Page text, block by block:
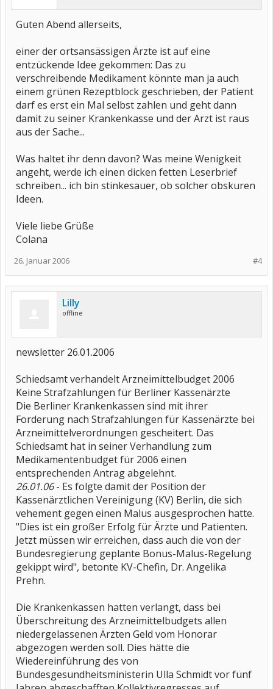
Guten Abend allerseits,
einer der ortsansässigen Ärzte ist auf eine
entzückende Idee gekommen: Das zu
verschreibende Medikament könnte man ja auch
einem grünen Rezeptblock geschrieben, der Patient
darf es erst ein Mal selbst zahlen und geht dann
damit zu seiner Krankenkasse und der Arzt ist raus
aus der Sache...
Was haltet ihr denn davon? Was meine Wenigkeit
angeht, werde ich einen dicken fetten Leserbrief
schreiben... ich bin stinkesauer, ob solcher obskuren
Ideen.
Viele liebe Grüße
Colana
#4
26. Januar 2006
Lilly
offline
newsletter 26.01.2006
Schiedsamt verhandelt Arzneimittelbudget 2006
Keine Strafzahlungen für Berliner Kassenärzte
Die Berliner Krankenkassen sind mit ihrer
Forderung nach Strafzahlungen für Kassenärzte bei
Arzneimittelverordnungen gescheitert. Das
Schiedsamt hat in seiner Verhandlung zum
Medikamentenbudget für 2006 einen
entsprechenden Antrag abgelehnt.
26.01.06- Es folgte damit der Position der
Kassenärztlichen Vereinigung (KV) Berlin, die sich
vehement gegen einen Malus ausgesprochen hatte.
"Dies ist ein großer Erfolg für Ärzte und Patienten.
Jetzt müssen wir erreichen, dass auch die von der
Bundesregierung geplante Bonus-Malus-Regelung
gekippt wird", betonte KV-Chefin, Dr. Angelika
Prehn.
Die Krankenkassen hatten verlangt, dass bei
Überschreitung des Arzneimittelbudgets allen
niedergelassenen Ärzten Geld vom Honorar
abgezogen werden soll. Dies hätte die
Wiedereinführung des von
Bundesgesundheitsministerin Ulla Schmidt vor fünf